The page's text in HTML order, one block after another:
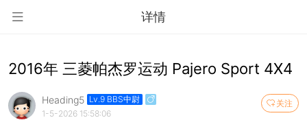
详情
2016年 三菱帕杰罗运动 Pajero Sport 4X4
关注
Heading5 Lv.9 BBS中尉
1-5-2026 15:58:06